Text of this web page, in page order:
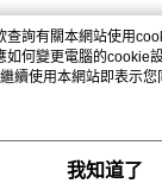
查詢有關本網站使用
何變更電腦的cookie
續使用本網站即表示
。
我知道了